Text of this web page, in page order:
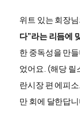
위트 있는 회장
다”라는 리듬에
한 중독성을 만
었어요. (해당 릴
란시장 편 에피
만 회에 달한답